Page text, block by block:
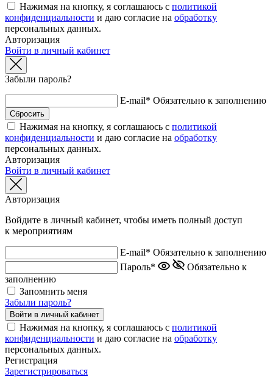
Нажимая на кнопку, я соглашаюсь с политикой
конфиденциальности и даю согласие на обработку
персональных данных.
Авторизация
Войти в личный кабинет
Забыли пароль?
E-mail* Обязательно к заполнению
Нажимая на кнопку, я соглашаюсь с политикой
конфиденциальности и даю согласие на обработку
персональных данных.
Авторизация
Войти в личный кабинет
Авторизация
Войдите в личный кабинет, чтобы иметь полный доступ
к мероприятиям
E-mail* Обязательно к заполнению
Пароль*
Обязательно к
заполнению
Запомнить меня
Забыли пароль?
Нажимая на кнопку, я соглашаюсь с политикой
конфиденциальности и даю согласие на обработку
персональных данных.
Регистрация
Зарегистрироваться